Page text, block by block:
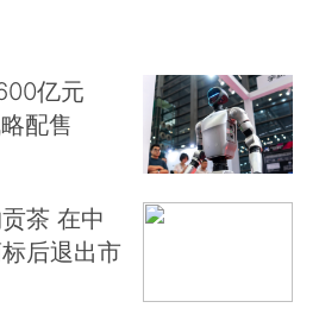
亿元
配售
茶 在中
后退出市